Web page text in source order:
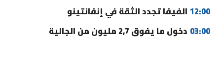
12:00 الفيفا تجدد الثقة في إنفانتينو
03:00 دخول ما يفوق 2,7 مليون من الجالية